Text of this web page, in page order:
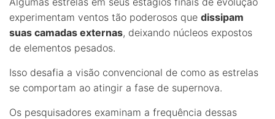
experimentam ventos tão poderosos que dissipam
suas camadas externas, deixando núcleos expostos
de elementos pesados.
Isso desafia a visão convencional de como as estrelas
se comportam ao atingir a fase de supernova.
Os pesquisadores examinam a frequência dessas